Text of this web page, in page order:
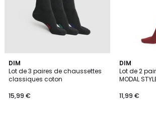
DIM
Lot de 3 paires de chaussettes
classiques coton
15,99 €
4,9
/ 5
DIM
Lot de 2
MODAL
11,99 €